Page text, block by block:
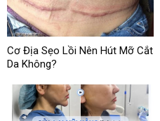
Cơ Địa Sẹo Lồi Nên Hút Mỡ Cắt
Da Không?